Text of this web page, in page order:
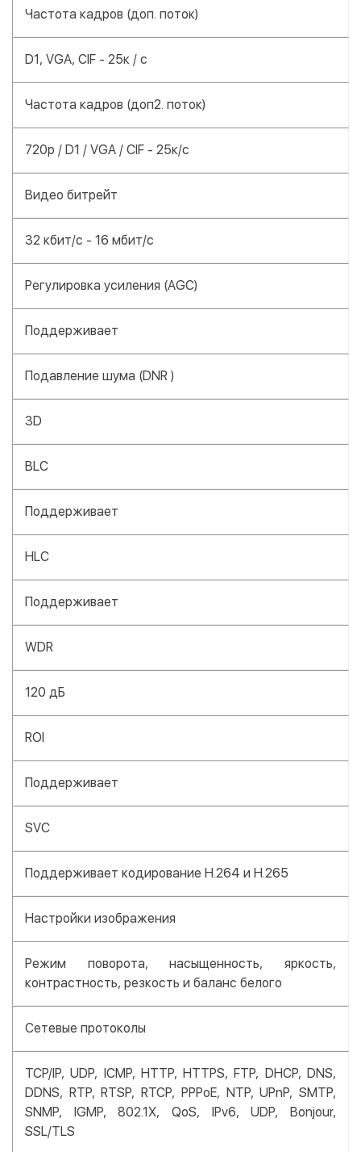
Частота кадров (доп. поток)
D1, VGA, CIF - 25к / с
Частота кадров (доп2. поток)
720p / D1 / VGA / CIF - 25к/с
Видео битрейт
32 кбит/с - 16 мбит/с
Регулировка усиления (AGC)
Поддерживает
Подавление шума (DNR )
3D
BLC
Поддерживает
HLC
Поддерживает
WDR
120 дБ
ROI
Поддерживает
SVC
Поддерживает кодирование H.264 и H.265
Настройки изображения
Режим поворота, насыщенность, яркость,
контрастность, резкость и баланс белого
Сетевые протоколы
TCP/IP, UDP, ICMP, HTTP, HTTPS, FTP, DHCP, DNS,
DDNS, RTP, RTSP, RTCP, PPPoE, NTP, UPnP, SMTP,
SNMP, IGMP, 802.1X, QoS, IPv6, UDP, Bonjour,
SSL/TLS